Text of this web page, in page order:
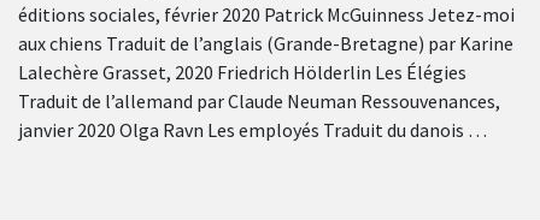
éditions sociales, février 2020 Patrick McGuinness Jetez-moi
aux chiens Traduit de l’anglais (Grande-Bretagne) par Karine
Lalechère Grasset, 2020 Friedrich Hölderlin Les Élégies
Traduit de l’allemand par Claude Neuman Ressouvenances,
janvier 2020 Olga Ravn Les employés Traduit du danois …